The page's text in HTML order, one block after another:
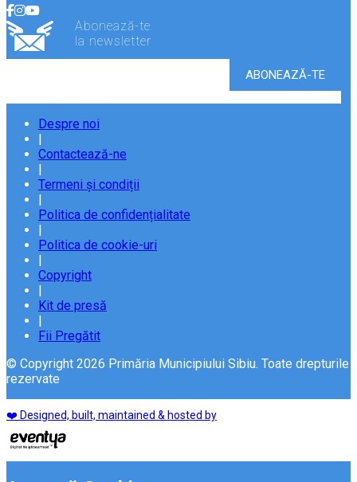
Abonează-te
la newsletter
Despre noi
Contactează-ne
Termeni și condiții
Politica de confidențialitate
Politica de cookie-uri
Copyright
Kit de presă
Fii Pregătit
© Copyright 2026 Primăria Municipiului Sibiu. Toate drepturile
rezervate
❤️ Designed, built, maintained & hosted by